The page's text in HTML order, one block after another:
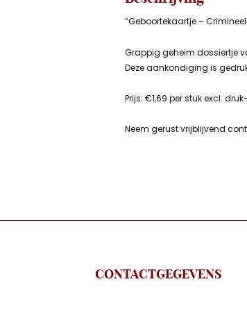
“Geboortekaartje –
Grappig geheim dossiertje
Deze aankondiging is
Prijs: €1,69 per stuk excl.
Neem gerust vrijblijvend
CONTACTGEGEVENS